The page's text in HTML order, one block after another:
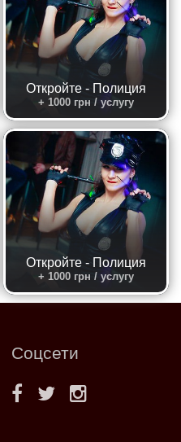
Откройте - Полиция
+ 1000 грн / услугу
Откройте - Полиция
+ 1000 грн / услугу
Соцсети